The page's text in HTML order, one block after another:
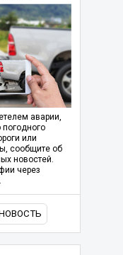
аварии,
или
сообщите об
новостей.
через